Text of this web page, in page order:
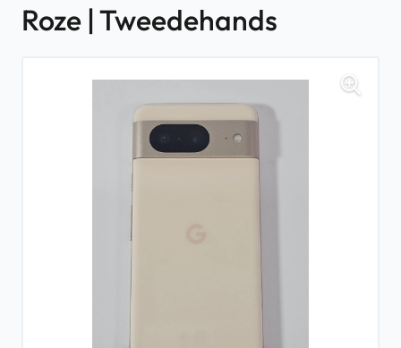
Roze | Tweedehands